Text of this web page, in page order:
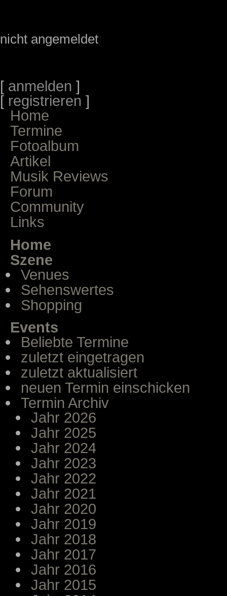
nicht angemeldet
[ anmelden ]
[ registrieren ]
Home
Termine
Fotoalbum
Artikel
Musik Reviews
Forum
Community
Links
Home
Szene
Venues
Sehenswertes
Shopping
Events
Beliebte Termine
zuletzt eingetragen
zuletzt aktualisiert
neuen Termin einschicken
Termin Archiv
Jahr 2026
Jahr 2025
Jahr 2024
Jahr 2023
Jahr 2022
Jahr 2021
Jahr 2020
Jahr 2019
Jahr 2018
Jahr 2017
Jahr 2016
Jahr 2015